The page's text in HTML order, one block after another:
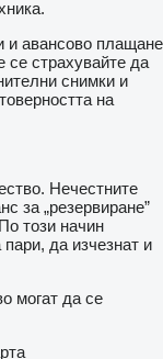
и авансово плащане
се страхувайте да
снимки и
на
Нечестните
за „резервиране”
този начин
да изчезнат и
могат да се